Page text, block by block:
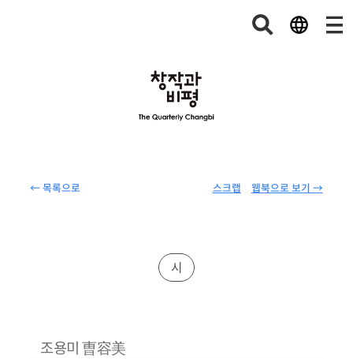
← 목록으로 웹북으로 보기 →
스크랩
시
조용미 曺容美